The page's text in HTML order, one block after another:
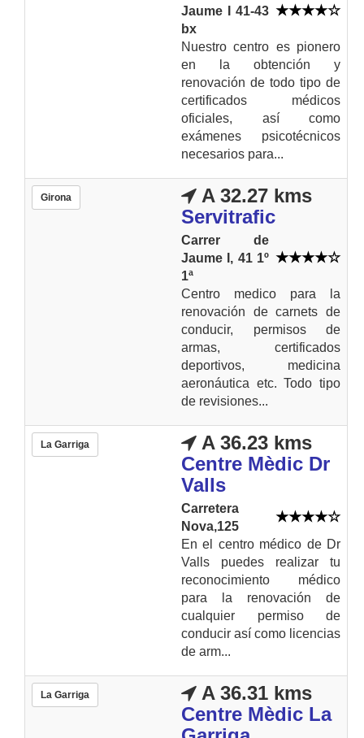
Jaume I 41-43
bx
Nuestro centro es pionero
en la obtención y
renovación de todo tipo de
certificados médicos
oficiales, así como
exámenes psicotécnicos
necesarios para...
Girona
A 32.27 kms
Servitrafic
Carrer de
Jaume I, 41 1º
1ª
Centro medico para la
renovación de carnets de
conducir, permisos de
armas, certificados
deportivos, medicina
aeronáutica etc. Todo tipo
de revisiones...
La Garriga
A 36.23 kms
Centre Mèdic Dr
Valls
Carretera
Nova,125
En el centro médico de Dr
Valls puedes realizar tu
reconocimiento médico
para la renovación de
cualquier permiso de
conducir así como licencias
de arm...
La Garriga
A 36.31 kms
Centre Mèdic La